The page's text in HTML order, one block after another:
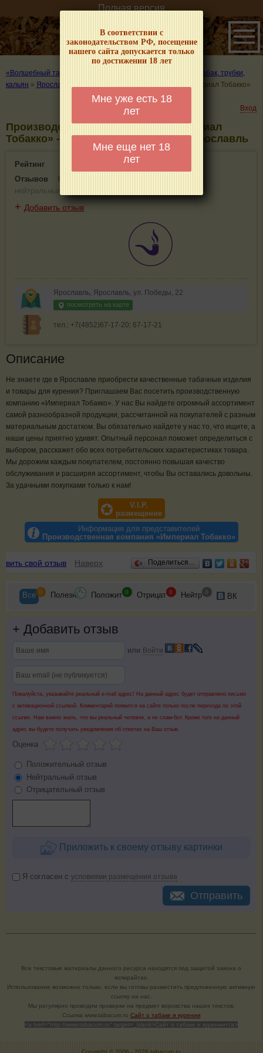
В соответствии с
законодательством РФ, посещение
нашего сайта допускается только
по достижении 18 лет
Мне уже есть 18
лет
Мне еще нет 18
лет
Полная версия
«Волшебный табачок» – о табаке и курении
Где купить табак, трубки,
кальян » Ярославль Производственная компания «Империал Тобакко»
Вход
Производственная компания «Империал
Тобакко» - информация и отзывы. Ярославль
Рейтинг
0(0)
Отзывов
0
нейтральных
+ Добавить отзыв
Ярославль, Ярославль, ул. Победы, 22
посмотреть на карте
тел.: +7(4852)67-17-20; 67-17-21
Описание
Не знаете где в Ярославле приобрести качественные табачные изделия
и товары для курения? Приглашаем Вас посетить производственную
компанию «Империал Тобакко». У нас Вы найдете огромный ассортимент
самой разнообразной продукции, рассчитанной на покупателей с разным
материальным достатком. Вы обязательно найдете у нас то, что ищите, а
наши цены приятно удивят. Опытный персонал поможет определиться с
выбором, расскажет обо всех потребительских характеристиках товара.
Мы дорожим каждым покупателем, постоянно повышая качество
обслуживания и расширяя ассортимент, чтобы Вы оставались довольны.
За удачными покупками только к нам!
V.I.P.
размещение
Информация для представителей
Производственная компания «Империал Тобакко»
Отзывы
свой отзыв Наверх Поделиться…
Все 0 Полезн Положит 0 Отрицат 0 Нейтр 0 ВК
+ Добавить отзыв
или Войти
Пожалуйста, указывайте реальный e-mail адрес! На данный адрес будет отправлено письмо
с активационной ссылкой. Комментарий появится на сайте только после перехода по этой
ссылке. Нам важно знать, что вы реальный человек, а не спам-бот. Кроме того на данный
адрес вы будете получать уведомления об ответах на Ваш отзыв.
Оценка
Положительный отзыв
Нейтральный отзыв
Отрицательный отзыв
Приложить к своему отзыву картинки
Я согласен с условиями размещения отзыва
Отправить
Все текстовые материалы данного ресурса находятся под защитой закона о
копирайтах.
Использование возможно только, если вы готовы разместить предложенную активную
ссылку на нас.
Мы регулярно проводим проверки на предмет воровства наших текстов.
Cсылка www.tabacum.ru Сайт о табаке и курении
<a href="http://www.tabacum.ru" target=_blank>Сайт о табаке и курении</a>
Copyright © 2006 - 2026 tabacum.ru